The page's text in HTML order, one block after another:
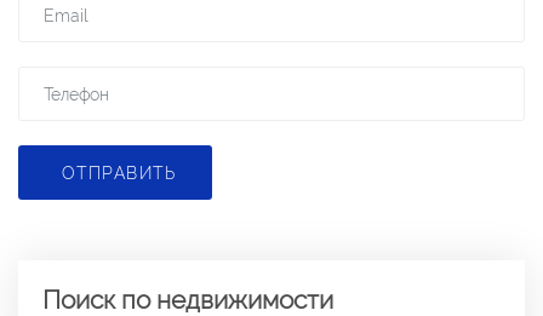
ОТПРАВИТЬ
Поиск по недвижимости